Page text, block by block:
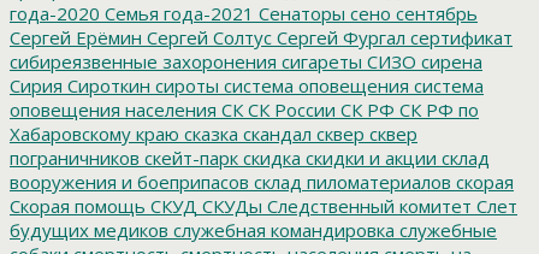
года-2020 Семья года-2021 Сенаторы сено сентябрь
Сергей Ерёмин Сергей Солтус Сергей Фургал сертификат
сибиреязвенные захоронения сигареты СИЗО сирена
Сирия Сироткин сироты система оповещения система
оповещения населения СК СК России СК РФ СК РФ по
Хабаровскому краю сказка скандал сквер сквер
пограничников скейт-парк скидка скидки и акции склад
вооружения и боеприпасов склад пиломатериалов скорая
Скорая помощь СКУД СКУДы Следственный комитет Слет
будущих медиков служебная командировка служебные